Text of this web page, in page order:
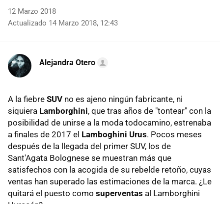
12 Marzo 2018
Actualizado 14 Marzo 2018, 12:43
Alejandra Otero
A la fiebre SUV no es ajeno ningún fabricante, ni
siquiera Lamborghini, que tras años de "tontear" con la
posibilidad de unirse a la moda todocamino, estrenaba
a finales de 2017 el Lamboghini Urus. Pocos meses
después de la llegada del primer SUV, los de
Sant'Agata Bolognese se muestran más que
satisfechos con la acogida de su rebelde retoño, cuyas
ventas han superado las estimaciones de la marca. ¿Le
quitará el puesto como superventas al Lamborghini